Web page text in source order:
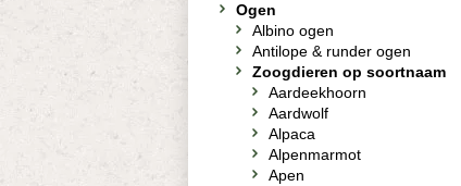
Ogen
Albino ogen
Antilope & runder ogen
Zoogdieren op soortnaam
Aardeekhoorn
Aardwolf
Alpaca
Alpenmarmot
Apen